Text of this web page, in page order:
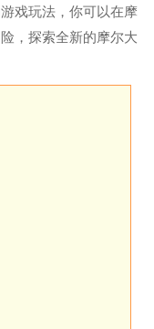
戏玩法，你可以在摩
，探索全新的摩尔大